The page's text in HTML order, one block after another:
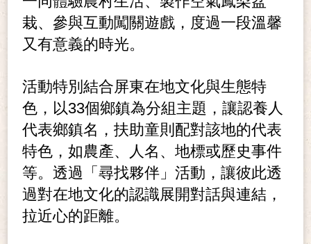
栽、參與互動闖關遊戲，度過一段溫馨
又有意義的時光。
活動特別結合屏東在地文化與生態特
色，以33個鄉鎮為分組主題，讓認養人
代表鄉鎮名，扶助童則配對該地的代表
特色，如農產、人名、地標或歷史事件
等。透過「尋找夥伴」活動，讓彼此透
過對在地文化的認識展開對話與連結，
拉近心的距離。